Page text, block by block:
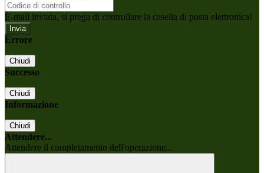
E-mail inviata, si prega di controllare la casella di posta elettronica!
Errore
Chiudi
Successo
Chiudi
Informazione
Chiudi
Attendere...
Attendere il completamento dell'operazione...